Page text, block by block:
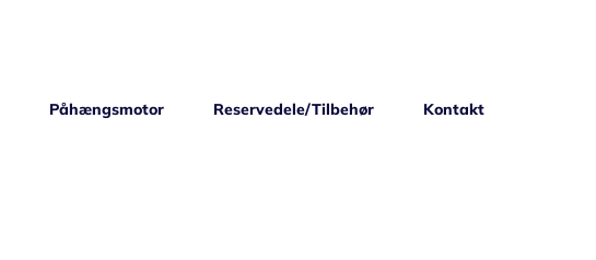
Påhængsmotor Reservedele/Tilbehør Kontakt